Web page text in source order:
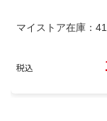
マイストア在庫： 41
税込